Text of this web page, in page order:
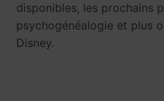
disponibles, les prochains
psychogénéalogie et plus
Disney.